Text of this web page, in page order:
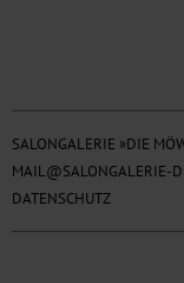
SALONGALERIE »DIE
MAIL@SALONGALERIE-
DATENSCHUTZ